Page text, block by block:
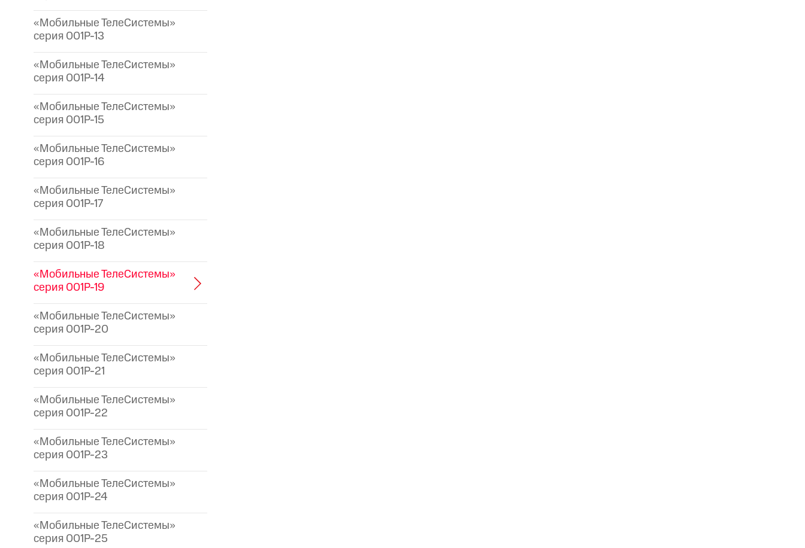
«Мобильные ТелеСистемы»
серия 001P-13
«Мобильные ТелеСистемы»
серия 001P-14
«Мобильные ТелеСистемы»
серия 001P-15
«Мобильные ТелеСистемы»
серия 001P-16
«Мобильные ТелеСистемы»
серия 001P-17
«Мобильные ТелеСистемы»
серия 001P-18
«Мобильные ТелеСистемы»
серия 001P-19
«Мобильные ТелеСистемы»
серия 001P-20
«Мобильные ТелеСистемы»
серия 001P-21
«Мобильные ТелеСистемы»
серия 001P-22
«Мобильные ТелеСистемы»
серия 001P-23
«Мобильные ТелеСистемы»
серия 001P-24
«Мобильные ТелеСистемы»
серия 001P-25